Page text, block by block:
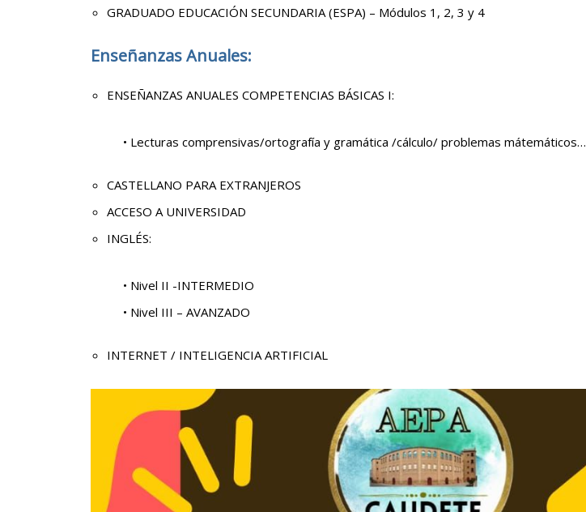
GRADUADO EDUCACIÓN SECUNDARIA (ESPA) – Módulos 1, 2, 3 y 4
Enseñanzas Anuales:
ENSEÑANZAS ANUALES COMPETENCIAS BÁSICAS I:
• Lecturas comprensivas/ortografía y gramática /cálculo/ problemas mátemáticos…
CASTELLANO PARA EXTRANJEROS
ACCESO A UNIVERSIDAD
INGLÉS:
• Nivel II -INTERMEDIO
• Nivel III – AVANZADO
INTERNET / INTELIGENCIA ARTIFICIAL